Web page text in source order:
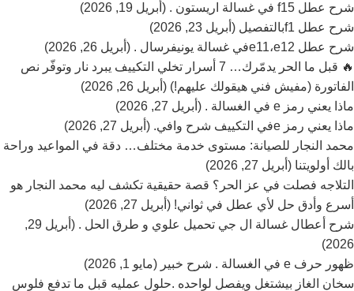
شرح عطل f15 في غسالة اريستون . (أبريل 19, 2026)
شرح عطل f1بالتفصيل (أبريل 23, 2026)
شرح عطل e11،e12في غسالة يونيفرسال . (أبريل 26, 2026)
🔥 قبل ما الحر يدمّرك… 7 أسرار تخلي التكييف يبرد نار وتوفّر نص
الفاتورة (مفيش فني هيقولك عليهم!) (أبريل 26, 2026)
ماذا يعني رمز e في الغسالة . (أبريل 27, 2026)
ماذا يعني رمز eفي التكييف شرح وافي. (أبريل 27, 2026)
محمد النجار للصيانة: مستوى خدمة مختلف… دقة في المواعيد وراحة
بالك أولويتنا (أبريل 27, 2026)
التلاجه فصلت في عز الحر؟ قصة حقيقية تكشف ليه محمد النجار هو
أسرع وأدق حل لأي عطل في ثواني! (أبريل 27, 2026)
شرح أعطال غسالة ال جي تحميل علوي و طرق الحل . (أبريل 29,
2026)
ظهور حرف e في الغسالة . شرح خبير (مايو 1, 2026)
سخان الغاز بيشتغل ويفصل لواحده .حلول عمليه قبل ما تدفع فلوس